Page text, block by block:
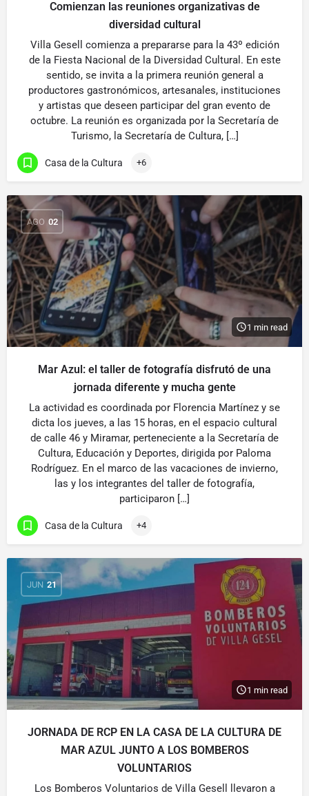
Comienzan las reuniones organizativas de
diversidad cultural
Villa Gesell comienza a prepararse para la 43º edición
de la Fiesta Nacional de la Diversidad Cultural. En este
sentido, se invita a la primera reunión general a
productores gastronómicos, artesanales, instituciones
y artistas que deseen participar del gran evento de
octubre. La reunión es organizada por la Secretaría de
Turismo, la Secretaría de Cultura, […]
Casa de la Cultura +6
AGO 02
1 min read
Mar Azul: el taller de fotografía disfrutó de una
jornada diferente y mucha gente
La actividad es coordinada por Florencia Martínez y se
dicta los jueves, a las 15 horas, en el espacio cultural
de calle 46 y Miramar, perteneciente a la Secretaría de
Cultura, Educación y Deportes, dirigida por Paloma
Rodríguez. En el marco de las vacaciones de invierno,
las y los integrantes del taller de fotografía,
participaron […]
Casa de la Cultura +4
JUN 21
1 min read
JORNADA DE RCP EN LA CASA DE LA CULTURA DE
MAR AZUL JUNTO A LOS BOMBEROS
VOLUNTARIOS
Los Bomberos Voluntarios de Villa Gesell llevaron a